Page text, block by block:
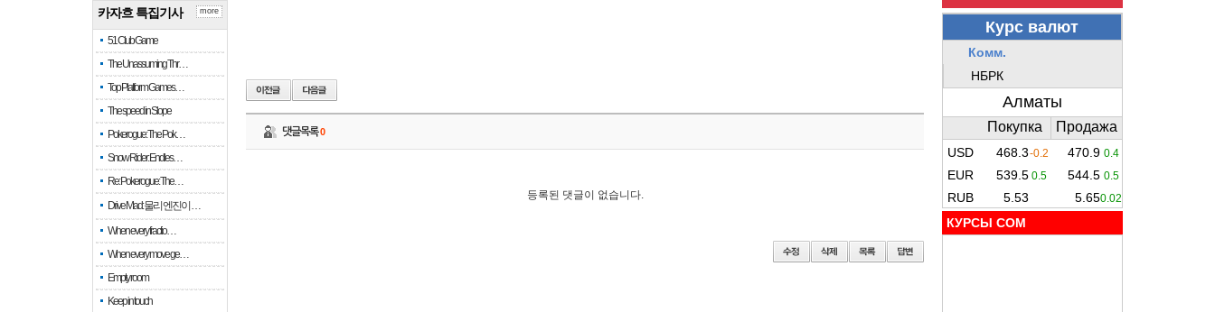
카자흐 특집기사
51 Club Game
The Unassuming Thr…
Top Platform Games…
The speed in Slope
Pokerogue: The Pok…
Snow Rider: Endles…
Re: Pokerogue: The…
Drive Mad: 물리 엔진이 …
When every fractio…
When every move ge…
Empty room
Keep in touch
more
댓글목록0
등록된 댓글이 없습니다.
КУРСЫ COM